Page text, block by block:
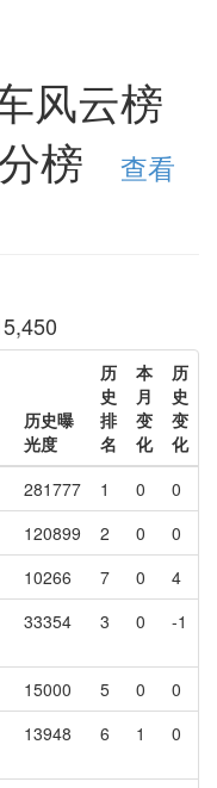
风云榜
榜
查看
历史曝
光度
历
史
排
名
本
月
变
化
历
史
变
化
281777 1 0
0
120899 2 0
0
10266 7 0
4
33354 3 0 -1
15000 5 0
0
13948 6 1 0